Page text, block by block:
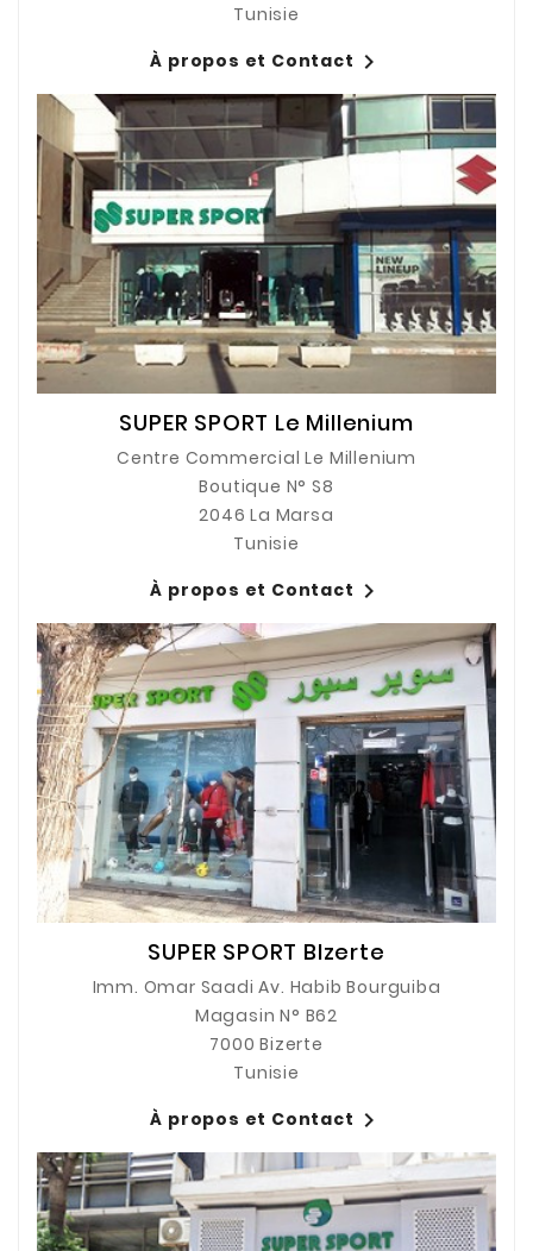
Tunisie
À propos et Contact 
SUPER SPORT Le Millenium
Centre Commercial Le Millenium
Boutique N° S8
2046 La Marsa
Tunisie
À propos et Contact 
SUPER SPORT BIzerte
Imm. Omar Saadi Av. Habib Bourguiba
Magasin N° B62
7000 Bizerte
Tunisie
À propos et Contact 